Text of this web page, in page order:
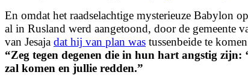
En omdat het raadselachtige mysterieuze Babylon
al in Rusland werd aangetoond, door de gemeente
van Jesaja dat hij van plan was tussenbeide te
“Zeg tegen degenen die in hun hart angstig zijn:
zal komen en jullie redden.”